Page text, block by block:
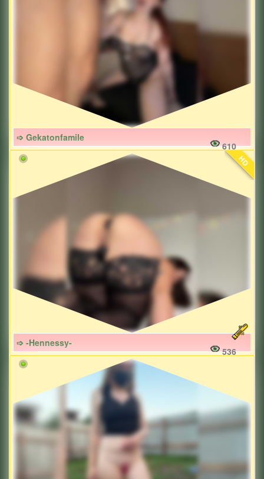
➩ Gekatonfamile
610
HD
➩ -Hennessy-
536